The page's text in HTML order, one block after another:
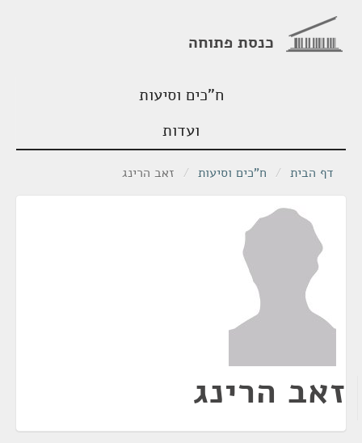
כנסת פתוחה
ח"כים וסיעות
ועדות
דף הבית / ח"כים וסיעות / זאב הרינג
זאב הרינג